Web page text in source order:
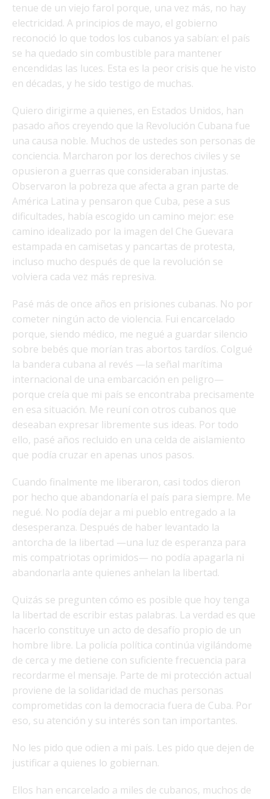
tenue de un viejo farol porque, una vez más, no hay
electricidad. A principios de mayo, el gobierno
reconoció lo que todos los cubanos ya sabían: el país
se ha quedado sin combustible para mantener
encendidas las luces. Esta es la peor crisis que he visto
en décadas, y he sido testigo de muchas.
Quiero dirigirme a quienes, en Estados Unidos, han
pasado años creyendo que la Revolución Cubana fue
una causa noble. Muchos de ustedes son personas de
conciencia. Marcharon por los derechos civiles y se
opusieron a guerras que consideraban injustas.
Observaron la pobreza que afecta a gran parte de
América Latina y pensaron que Cuba, pese a sus
dificultades, había escogido un camino mejor: ese
camino idealizado por la imagen del Che Guevara
estampada en camisetas y pancartas de protesta,
incluso mucho después de que la revolución se
volviera cada vez más represiva.
Pasé más de once años en prisiones cubanas. No por
cometer ningún acto de violencia. Fui encarcelado
porque, siendo médico, me negué a guardar silencio
sobre bebés que morían tras abortos tardíos. Colgué
la bandera cubana al revés —la señal marítima
internacional de una embarcación en peligro—
porque creía que mi país se encontraba precisamente
en esa situación. Me reuní con otros cubanos que
deseaban expresar libremente sus ideas. Por todo
ello, pasé años recluido en una celda de aislamiento
que podía cruzar en apenas unos pasos.
Cuando finalmente me liberaron, casi todos dieron
por hecho que abandonaría el país para siempre. Me
negué. No podía dejar a mi pueblo entregado a la
desesperanza. Después de haber levantado la
antorcha de la libertad —una luz de esperanza para
mis compatriotas oprimidos— no podía apagarla ni
abandonarla ante quienes anhelan la libertad.
Quizás se pregunten cómo es posible que hoy tenga
la libertad de escribir estas palabras. La verdad es que
hacerlo constituye un acto de desafío propio de un
hombre libre. La policía política continúa vigilándome
de cerca y me detiene con suficiente frecuencia para
recordarme el mensaje. Parte de mi protección actual
proviene de la solidaridad de muchas personas
comprometidas con la democracia fuera de Cuba. Por
eso, su atención y su interés son tan importantes.
No les pido que odien a mi país. Les pido que dejen de
justificar a quienes lo gobiernan.
Ellos han encarcelado a miles de cubanos, muchos de